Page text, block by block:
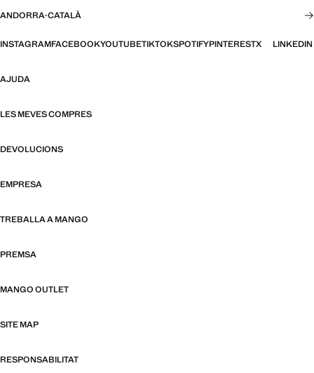
ANDORRA·CATALÀ
INSTAGRAMFACEBOOKYOUTUBETIKTOKSPOTIFYPINTERESTX LINKEDIN
AJUDA
LES MEVES COMPRES
DEVOLUCIONS
EMPRESA
TREBALLA A MANGO
PREMSA
MANGO OUTLET
SITE MAP
RESPONSABILITAT